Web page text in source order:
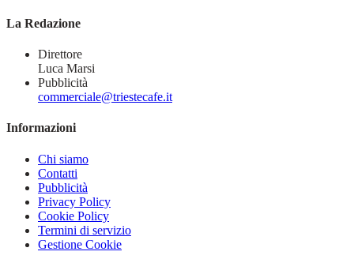
La Redazione
Direttore
Luca Marsi
Pubblicità
commerciale@triestecafe.it
Informazioni
Chi siamo
Contatti
Pubblicità
Privacy Policy
Cookie Policy
Termini di servizio
Gestione Cookie